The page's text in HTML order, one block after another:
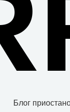
Блог